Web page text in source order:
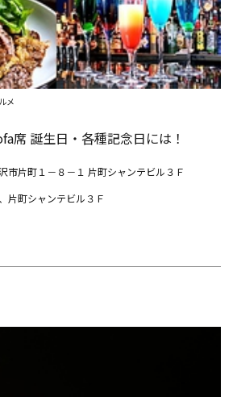
席 誕生日・各種記念日には！
市片町１－８－１ 片町シャンテビル３Ｆ
片町シャンテビル３Ｆ
メ